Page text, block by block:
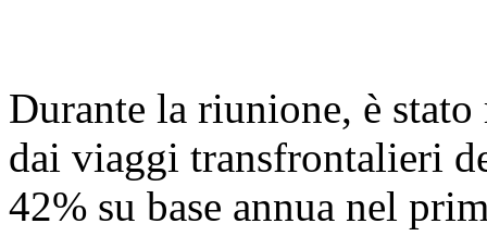
Durante la riunione, è
dai viaggi transfrontalieri
42% su base annua nel